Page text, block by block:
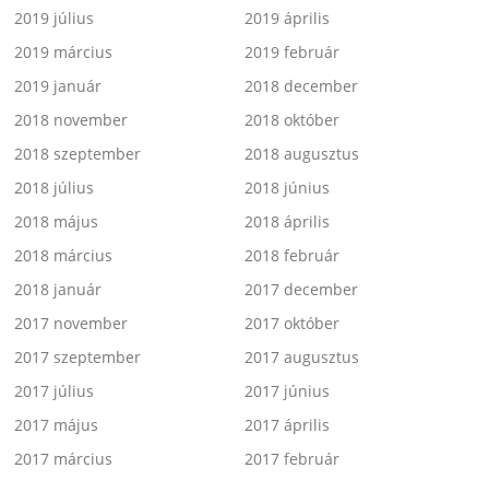
2019 július
2019 április
2019 március
2019 február
2019 január
2018 december
2018 november
2018 október
2018 szeptember
2018 augusztus
2018 július
2018 június
2018 május
2018 április
2018 március
2018 február
2018 január
2017 december
2017 november
2017 október
2017 szeptember
2017 augusztus
2017 július
2017 június
2017 május
2017 április
2017 március
2017 február